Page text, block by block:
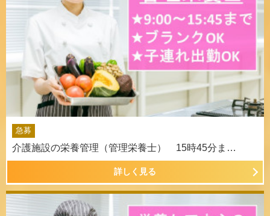
急募
介護施設の栄養管理（管理栄養士） 15時45分ま…
詳しく見る